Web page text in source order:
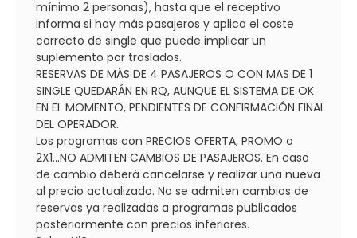
mínimo 2 personas), hasta que el receptivo
informa si hay más pasajeros y aplica el coste
correcto de single que puede implicar un
suplemento por traslados.
RESERVAS DE MÁS DE 4 PASAJEROS O CON MAS DE 1
SINGLE QUEDARÁN EN RQ, AUNQUE EL SISTEMA DE OK
EN EL MOMENTO, PENDIENTES DE CONFIRMACIÓN FINAL
DEL OPERADOR.
Los programas con PRECIOS OFERTA, PROMO o
2X1...NO ADMITEN CAMBIOS DE PASAJEROS. En caso
de cambio deberá cancelarse y realizar una nueva
al precio actualizado. No se admiten cambios de
reservas ya realizadas a programas publicados
posteriormente con precios inferiores.